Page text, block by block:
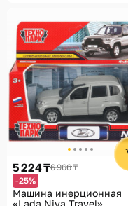
5 224 ₸6 966 ₸
-25%
Машина инерционная
«Lada Niva Travel»